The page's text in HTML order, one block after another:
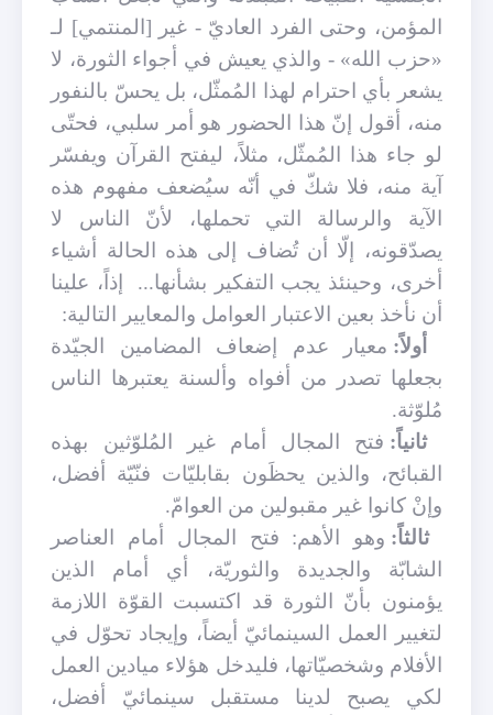
المؤمن، وحتى الفرد العاديّ - غير [المنتمي] لـ
«حزب الله» - والذي يعيش في أجواء الثورة، لا
يشعر بأي احترام لهذا المُمثّل، بل يحسّ بالنفور
منه، أقول إنّ هذا الحضور هو أمر سلبي، فحتّى
لو جاء هذا المُمثّل، مثلاً، ليفتح القرآن ويفسّر
آية منه، فلا شكّ في أنّه سيُضعف مفهوم هذه
الآية والرسالة التي تحملها، لأنّ الناس لا
يصدّقونه، إلّا أن تُضاف إلى هذه الحالة أشياء
أخرى، وحينئذ يجب التفكير بشأنها... إذاً، علينا
أن نأخذ بعين الاعتبار العوامل والمعايير التالية:
أولاً: معيار عدم إضعاف المضامين الجيّدة
بجعلها تصدر من أفواه وألسنة يعتبرها الناس
مُلوّثة.
ثانياً: فتح المجال أمام غير المُلوّثين بهذه
القبائح، والذين يحظَون بقابليّات فنّيّة أفضل،
وإنْ كانوا غير مقبولين من العوامّ.
ثالثاً: وهو الأهم: فتح المجال أمام العناصر
الشابّة والجديدة والثوريّة، أي أمام الذين
يؤمنون بأنّ الثورة قد اكتسبت القوّة اللازمة
لتغيير العمل السينمائيّ أيضاً، وإيجاد تحوّل في
الأفلام وشخصيّاتها، فليدخل هؤلاء ميادين العمل
لكي يصبح لدينا مستقبل سينمائيّ أفضل،